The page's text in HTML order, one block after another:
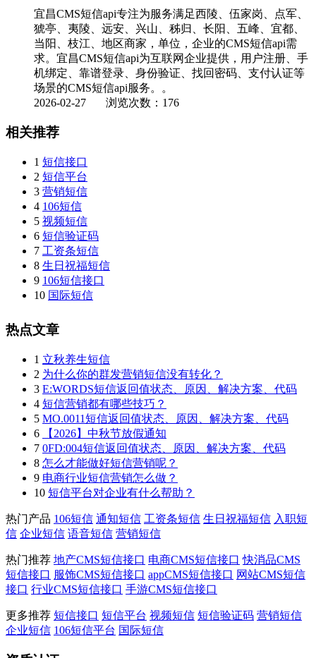
宜昌CMS短信api专注为服务满足西陵、伍家岗、点军、
猇亭、夷陵、远安、兴山、秭归、长阳、五峰、宜都、
当阳、枝江、地区商家，单位，企业的CMS短信api需
求。宜昌CMS短信api为互联网企业提供，用户注册、手
机绑定、靠谱登录、身份验证、找回密码、支付认证等
场景的CMS短信api服务。。
2026-02-27 浏览次数：176
相关推荐
1 短信接口
2 短信平台
3 营销短信
4 106短信
5 视频短信
6 短信验证码
7 工资条短信
8 生日祝福短信
9 106短信接口
10 国际短信
热点文章
1 立秋养生短信
2 为什么你的群发营销短信没有转化？
3 E:WORDS短信返回值状态、原因、解决方案、代码
4 短信营销都有哪些技巧？
5 MO.0011短信返回值状态、原因、解决方案、代码
6
【2026】中秋节放假通知
7 0FD:004短信返回值状态、原因、解决方案、代码
8 怎么才能做好短信营销呢？
9 电商行业短信营销怎么做？
10 短信平台对企业有什么帮助？
热门产品 106短信 通知短信 工资条短信 生日祝福短信 入职短
信 企业短信 语音短信 营销短信
热门推荐 地产CMS短信接口 电商CMS短信接口 快消品CMS
短信接口 服饰CMS短信接口 appCMS短信接口 网站CMS短信
接口 行业CMS短信接口 手游CMS短信接口
更多推荐 短信接口 短信平台 视频短信 短信验证码 营销短信
企业短信 106短信平台 国际短信